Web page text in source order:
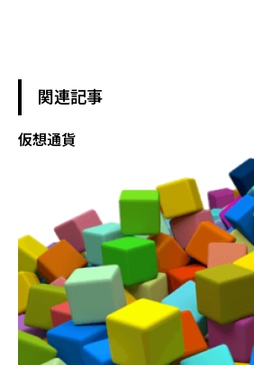
関連記事
仮想通貨